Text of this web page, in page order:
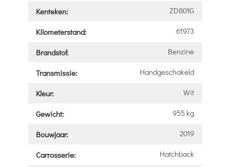
Kenteken: ZD801G
Kilometerstand: 61973
Brandstof: Benzine
Transmissie: Handgeschakeld
Kleur: Wit
Gewicht: 955 kg
Bouwjaar: 2019
Carrosserie: Hatchback